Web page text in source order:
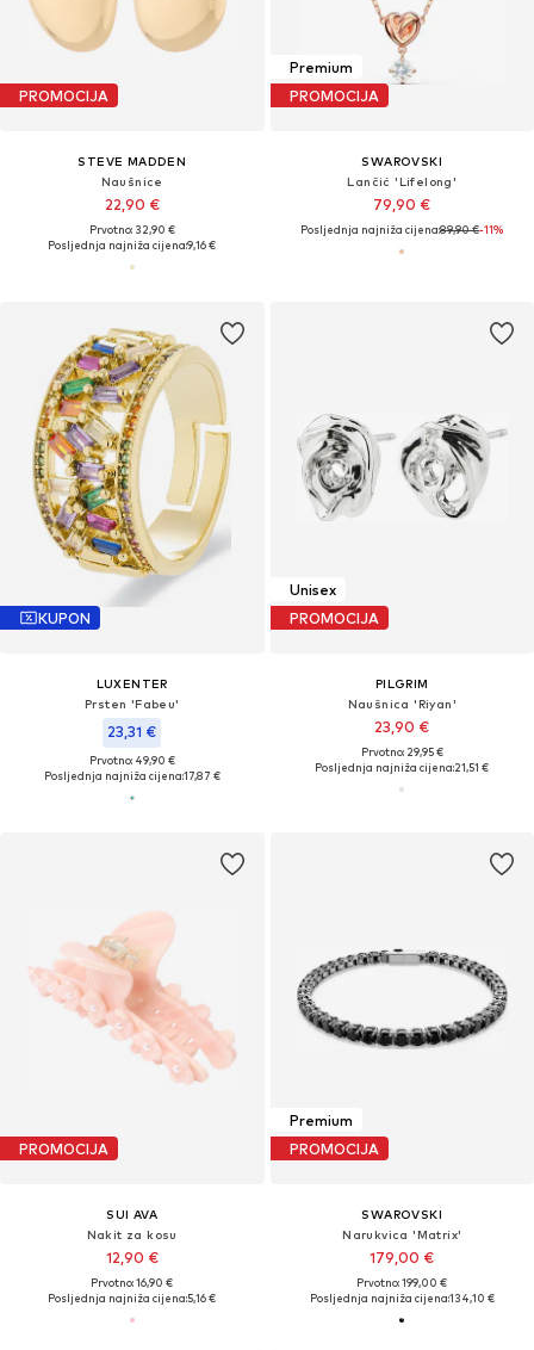
PROMOCIJA
STEVE MADDEN
Naušnice
22,90 €
Prvotno: 32,90 €
Posljednja najniža cijena:9,16 €
Premium
PROMOCIJA
SWAROVSKI
Lančić 'Lifelong'
79,90 €
Posljednja najniža cijena:89,90 €-11%
KUPON
LUXENTER
Prsten 'Fabeu'
23,31 €
Prvotno: 49,90 €
Posljednja najniža cijena:17,87 €
Unisex
PROMOCIJA
PILGRIM
Naušnica 'Riyan'
23,90 €
Prvotno: 29,95 €
Posljednja najniža cijena:21,51 €
PROMOCIJA
SUI AVA
Nakit za kosu
12,90 €
Prvotno: 16,90 €
Posljednja najniža cijena:5,16 €
Premium
PROMOCIJA
SWAROVSKI
Narukvica 'Matrix'
179,00 €
Prvotno: 199,00 €
Posljednja najniža cijena:134,10 €